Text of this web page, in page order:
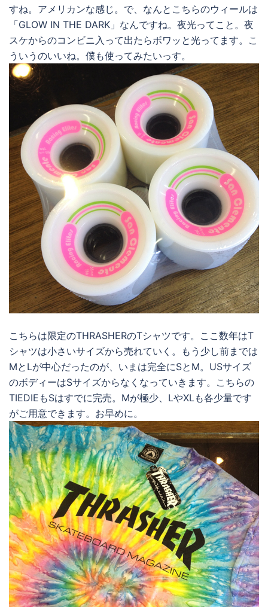
すね。アメリカンな感じ。で、なんとこちらのウィールは
「GLOW IN THE DARK」なんですね。夜光ってこと。夜
スケからのコンビニ入って出たらボワッと光ってます。こ
ういうのいいね。僕も使ってみたいっす。
こちらは限定のTHRASHERのTシャツです。ここ数年はT
シャツは小さいサイズから売れていく。もう少し前までは
MとLが中心だったのが、いまは完全にSとM。USサイズ
のボディーはSサイズからなくなっていきます。こちらの
TIEDIEもSはすでに完売。Mが極少、LやXLも各少量です
がご用意できます。お早めに。